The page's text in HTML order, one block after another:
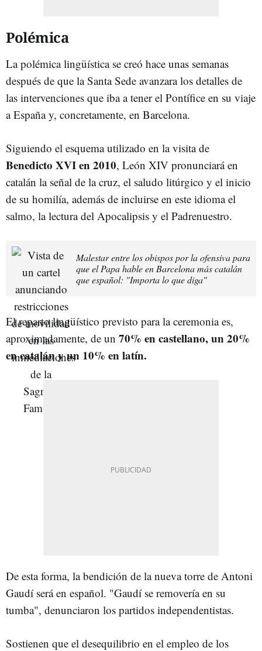
Polémica
La polémica lingüística se creó hace unas semanas
después de que la Santa Sede avanzara los detalles de
las intervenciones que iba a tener el Pontífice en su viaje
a España y, concretamente, en Barcelona.
Siguiendo el esquema utilizado en la visita de
Benedicto XVI en 2010, León XIV pronunciará en
catalán la señal de la cruz, el saludo litúrgico y el inicio
de su homilía, además de incluirse en este idioma el
salmo, la lectura del Apocalipsis y el Padrenuestro.
Malestar entre los obispos por la ofensiva para
que el Papa hable en Barcelona más catalán
que español: "Importa lo que diga"
El reparto lingüístico previsto para la ceremonia es,
aproximadamente, de un 70% en castellano, un 20%
en catalán y un 10% en latín.
De esta forma, la bendición de la nueva torre de Antoni
Gaudí será en español. "Gaudí se removería en su
tumba", denunciaron los partidos independentistas.
Sostienen que el desequilibrio en el empleo de los